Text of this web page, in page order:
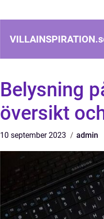
VILLAINSPIRATION.
Belysning
översikt
10 september 2023 admin